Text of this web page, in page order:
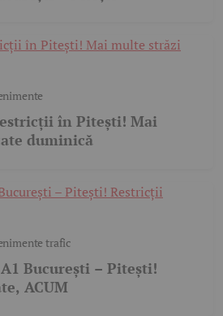
în Pitești! Mai
duminică
trafic
București – Pitești!
ACUM